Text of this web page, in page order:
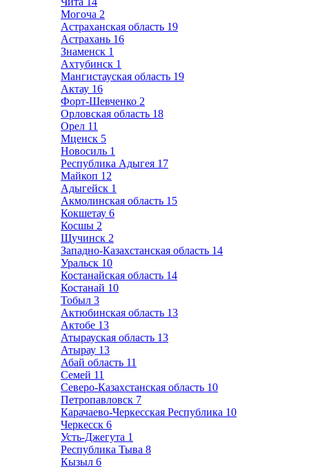
Могоча 2
Астраханская область 19
Астрахань 16
Знаменск 1
Ахтубинск 1
Мангистауская область 19
Актау 16
Форт-Шевченко 2
Орловская область 18
Орел 11
Мценск 5
Новосиль 1
Республика Адыгея 17
Майкоп 12
Адыгейск 1
Акмолинская область 15
Кокшетау 6
Косшы 2
Щучинск 2
Западно-Казахстанская область 14
Уральск 10
Костанайская область 14
Костанай 10
Тобыл 3
Актюбинская область 13
Актобе 13
Атырауская область 13
Атырау 13
Абай область 11
Семей 11
Северо-Казахстанская область 10
Петропавловск 7
Карачаево-Черкесская Республика 10
Черкесск 6
Усть-Джегута 1
Республика Тыва 8
Кызыл 6